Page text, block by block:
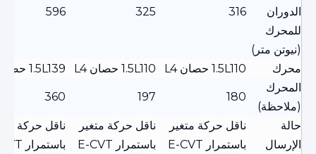
الدوران
للمحرك
(نيوتن متر)
316
325
596
محرك 1.5L110 حصان L4 1.5L110 حصان L4
1.5L139 حصان L4
المحرك
(ملاحظة)
180
197
360
حالة
الإرسال
ناقل حركة متغير
باستمرار E-CVT
ناقل حركة متغير
باستمرار E-CVT
ناقل حركة
باستمرار E-CVT